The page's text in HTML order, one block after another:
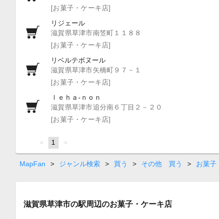
[お菓子・ケーキ店]
リジェール
滋賀県草津市南笠町１１８８
[お菓子・ケーキ店]
リベルテボヌール
滋賀県草津市矢橋町９７－１
[お菓子・ケーキ店]
ｌｅｈａ‐ｎｏｎ
滋賀県草津市追分南６丁目２－２０
[お菓子・ケーキ店]
page
You're
on
page
1 page
MapFan > ジャンル検索 > 買う > その他 買う > お菓子
滋賀県草津市の駅周辺のお菓子・ケーキ店